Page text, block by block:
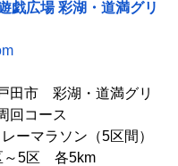
戯広場 彩湖・道満グリ
市　彩湖・道満グリ
回コース
ーマラソン（5区間）
5区　各5km